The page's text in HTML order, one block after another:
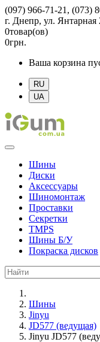
(097) 966-71-21, (073)
г. Днепр, ул. Янтарная
0товар(ов)
0грн.
Ваша корзина
RU
UA
Шины
Диски
Аксессуары
Шиномонтаж
Проставки
Секретки
TMPS
Шины Б/У
Покраска дисков
Шины
Jinyu
JD577 (ведущая)
Jinyu JD577